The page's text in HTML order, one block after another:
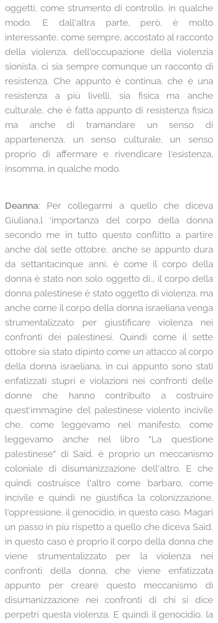
oggetti, come strumento di controllo, in qualche
modo. E dall'altra parte, però, è molto
interessante, come sempre, accostato al racconto
della violenza, dell'occupazione della violenzia
sionista, ci sia sempre comunque un racconto di
resistenza. Che appunto è continua, che è una
resistenza a più livelli, sia fisica ma anche
culturale, che è fatta appunto di resistenza fisica
ma anche di tramandare un senso di
appartenenza, un senso culturale, un senso
proprio di affermare e rivendicare l'esistenza,
insomma, in qualche modo.
Deanna: Per collegarmi a quello che diceva
Giuliana,l 'importanza del corpo della donna
secondo me in tutto questo conflitto a partire
anche dal sette ottobre, anche se appunto dura
da settantacinque anni, è come il corpo della
donna è stato non solo oggetto di… il corpo della
donna palestinese è stato oggetto di violenza, ma
anche come il corpo della donna israeliana venga
strumentalizzato per giustificare violenza nei
confronti dei palestinesi. Quindi come il sette
ottobre sia stato dipinto come un attacco al corpo
della donna israeliana, in cui appunto sono stati
enfatizzati stupri e violazioni nei confronti delle
donne che hanno contribuito a costruire
quest'immagine del palestinese violento incivile
che, come leggevamo nel manifesto, come
leggevamo anche nel libro "La questione
palestinese" di Said, è proprio un meccanismo
coloniale di disumanizzazione dell'altro. E che
quindi costruisce l'altro come barbaro, come
incivile e quindi ne giustifica la colonizzazione,
l'oppressione, il genocidio, in questo caso. Magari
un passo in più rispetto a quello che diceva Said,
in questo caso è proprio il corpo della donna che
viene strumentalizzato per la violenza nei
confronti della donna, che viene enfatizzata
appunto per creare questo meccanismo di
disumanizzazione nei confronti di chi si dice
perpetri questa violenza. E quindi il genocidio, la